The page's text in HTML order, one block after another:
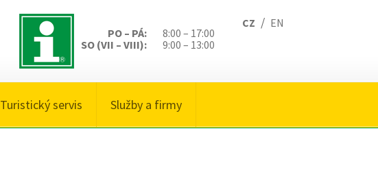
CZ / EN
PO – PÁ:
8:00 – 17:00
SO (VII – VIII):
9:00 – 13:00
Turistický servis Služby a firmy